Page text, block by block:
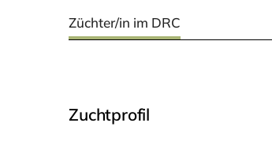
Züchter/in im DRC
Zuchtprofil